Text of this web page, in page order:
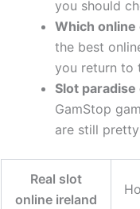
you should
Which online
the best
you return to
Slot
GamStop
are still
Real slot
online ireland